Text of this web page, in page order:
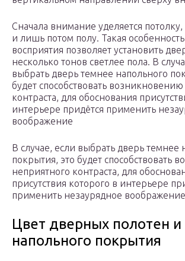
Сначала внимание уделяется
и лишь потом полу. Такая
восприятия позволяет установить
несколько тонов светлее пола. В
выбрать дверь темнее напольного
будет способствовать
контраста, для обоснования
интерьере придётся применить
воображение
В случае, если выбрать дверь темнее
покрытия, это будет способствовать
неприятного контраста, для
присутствия которого в интерьере
применить незаурядное
Цвет дверных полотен и
напольного покрытия